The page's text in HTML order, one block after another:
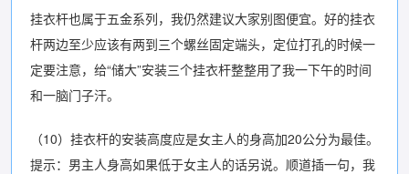
挂衣杆也属于五金系列，我仍然建议大家别图便宜。好的挂衣
杆两边至少应该有两到三个螺丝固定端头，定位打孔的时候一
定要注意，给“储大”安装三个挂衣杆整整用了我一下午的时间
和一脑门子汗。
（10）挂衣杆的安装高度应是女主人的身高加20公分为最佳。
提示：男主人身高如果低于女主人的话另说。顺道插一句，我